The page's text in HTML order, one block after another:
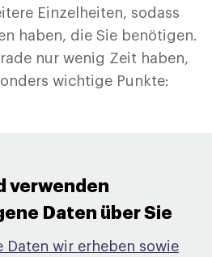
Einzelheiten, sodass
haben, die Sie benötigen.
nur wenig Zeit haben,
wichtige Punkte:
verwenden
Daten über Sie
Daten wir erheben sowie